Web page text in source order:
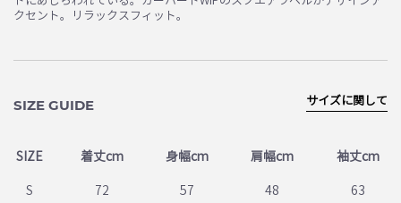
クセント。リラックスフィット。
SIZE GUIDE
SIZE 着丈cm 身幅cm 肩幅cm 袖丈cm
S 72 57 48 63
サイズに関して